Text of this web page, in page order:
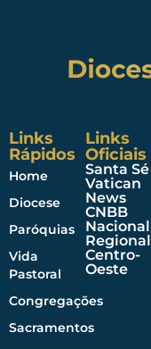
Links
Rápidos
Home
Diocese
Paróquias
Vida
Pastoral
Congregações
Sacramentos
Links
Oficiais
Santa Sé
Vatican
News
CNBB
Nacional
Regional
Centro-
Oeste